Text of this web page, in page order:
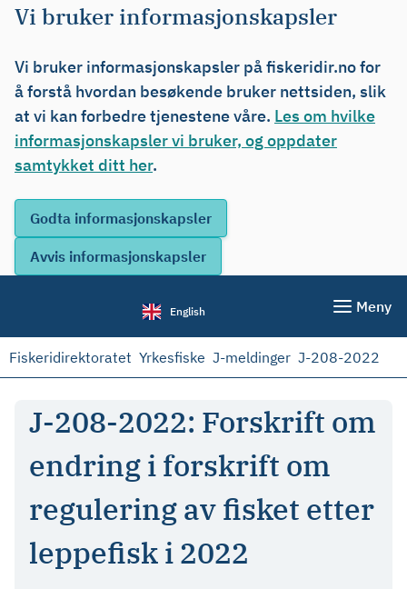
Vi bruker informasjonskapsler
Vi bruker informasjonskapsler på fiskeridir.no for
å forstå hvordan besøkende bruker nettsiden, slik
at vi kan forbedre tjenestene våre. Les om hvilke
informasjonskapsler vi bruker, og oppdater
samtykket ditt her.
English Meny
Fiskeridirektoratet Yrkesfiske J-meldinger J-208-2022
J-208-2022: Forskrift om
endring i forskrift om
regulering av fisket etter
leppefisk i 2022